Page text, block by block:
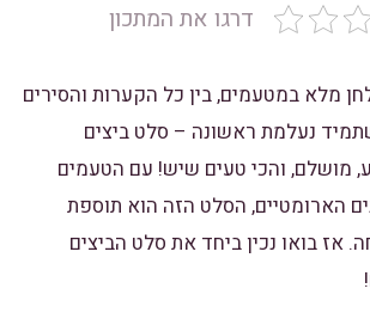
דרגו את המתכון
מלא במטעמים, בין כל הקערות והסירים
נעלמת ראשונה – סלט ביצים
מושלם, והכי טעים שיש! עם הטעמים
הארומטיים, הסלט הזה הוא תוספת
אז בואו נכין ביחד את סלט הביצים